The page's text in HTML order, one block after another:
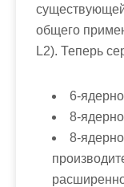
общего
L2). Теперь
6-
8-
8-